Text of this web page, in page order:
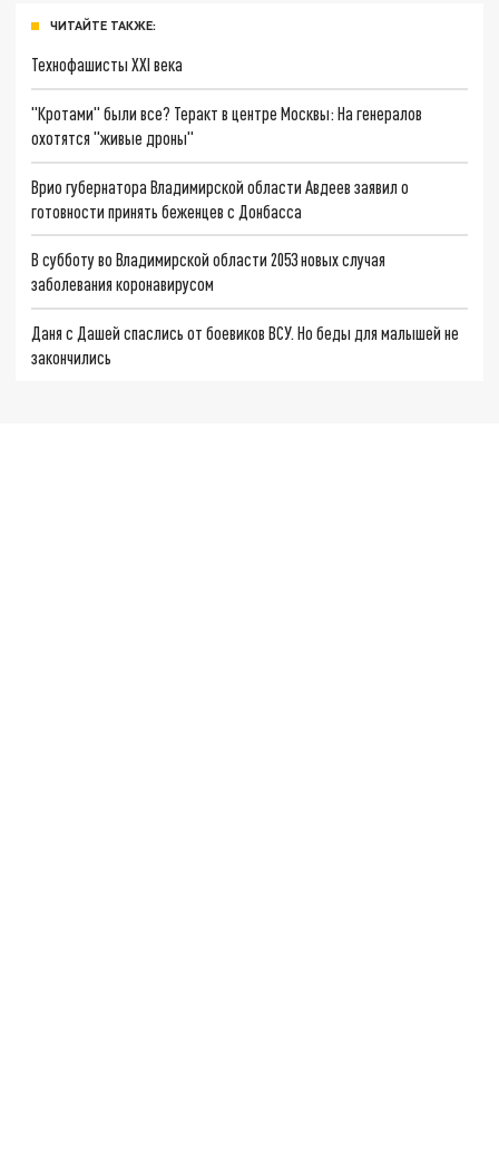
ЧИТАЙТЕ ТАКЖЕ:
Технофашисты XXI века
"Кротами" были все? Теракт в центре Москвы: На генералов
охотятся "живые дроны"
Врио губернатора Владимирской области Авдеев заявил о
готовности принять беженцев с Донбасса
В субботу во Владимирской области 2053 новых случая
заболевания коронавирусом
Даня с Дашей спаслись от боевиков ВСУ. Но беды для малышей не
закончились